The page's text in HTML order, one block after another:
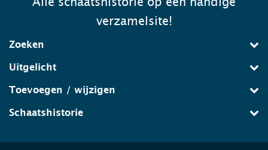
verzamelsite!
Zoeken
Uitgelicht
Toevoegen / wijzigen
Schaatshistorie